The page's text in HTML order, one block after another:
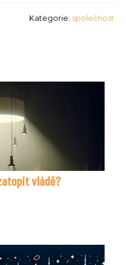
Kategorie: společnost
vládě?